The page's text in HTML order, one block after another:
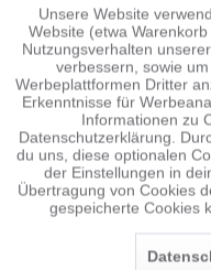
Folgende Infos zum
ÄHNLICHE ARTIKEL
Diese Artikel sind dem
Persönliche
Funktionale
Tracking
Personalisierung
Service
Unsere Website
Website (etwa
Nutzungsverhalten
verbessern, sowie
Werbeplattformen Dritter
Erkenntnisse für
Informationen zu
Datenschutzerklärung.
du uns, diese optionalen
der Einstellungen in
Übertragung von Cookies
gespeicherte Cookies